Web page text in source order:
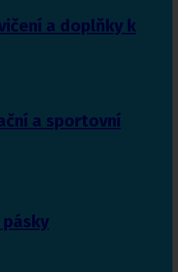
a doplňky k
a sportovní
pásky